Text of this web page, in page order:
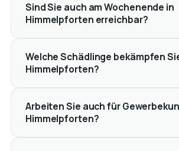
Sind Sie auch am Wochenende in
Himmelpforten erreichbar?
Welche Schädlinge bekämpfen
Himmelpforten?
Arbeiten Sie auch für
Himmelpforten?